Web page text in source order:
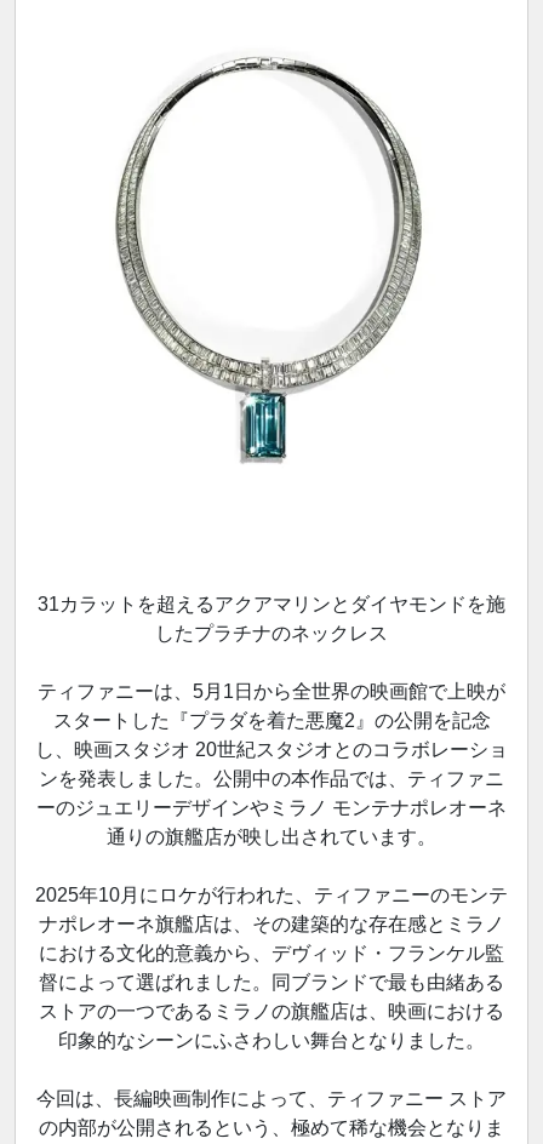
31カラットを超えるアクアマリンとダイヤモンドを施
したプラチナのネックレス
ティファニーは、5月1日から全世界の映画館で上映が
スタートした『プラダを着た悪魔2』の公開を記念
し、映画スタジオ 20世紀スタジオとのコラボレーショ
ンを発表しました。公開中の本作品では、ティファニ
ーのジュエリーデザインやミラノ モンテナポレオーネ
通りの旗艦店が映し出されています。
2025年10月にロケが行われた、ティファニーのモンテ
ナポレオーネ旗艦店は、その建築的な存在感とミラノ
における文化的意義から、デヴィッド・フランケル監
督によって選ばれました。同ブランドで最も由緒ある
ストアの一つであるミラノの旗艦店は、映画における
印象的なシーンにふさわしい舞台となりました。
今回は、長編映画制作によって、ティファニー ストア
の内部が公開されるという、極めて稀な機会となりま